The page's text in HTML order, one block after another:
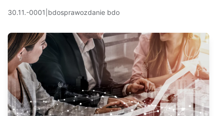
30.11.-0001 bdosprawozdanie bdo